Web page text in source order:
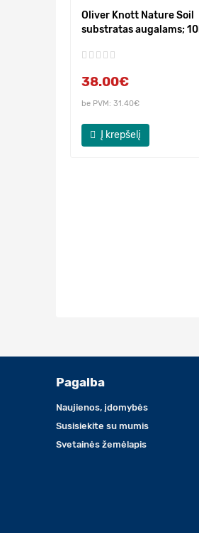
Oliver Knott Nature Soil
substratas augalams; 10l
38.00€
be PVM: 31.40€
Į krepšelį
Pagalba
Naujienos, įdomybės
Susisiekite su mumis
Svetainės žemėlapis